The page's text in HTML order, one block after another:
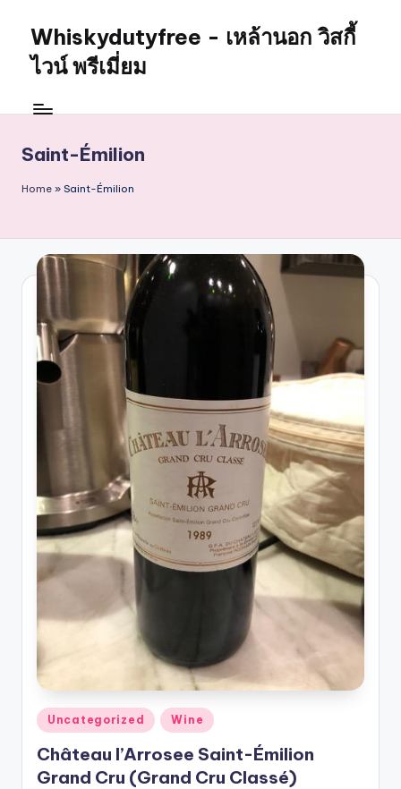
content
Whiskydutyfree - เหล้านอก วิสกี้
ไวน์ พรีเมี่ยม
สุรา
นอก
ไวน์
เมี่
ยม
alcoholdrinkstore
รัน
ตี
ของ
เเท้
ประกัน
ถึง
หน้า
บ้าน
2024
Saint-Émilion
Home » Saint-Émilion
Posted
in
Uncategorized Wine
Château l’Arrosee Saint-Émilion
Grand Cru (Grand Cru Classé)